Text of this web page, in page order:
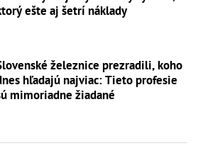
ešte aj šetrí náklady
železnice prezradili, koho
hľadajú najviac: Tieto profesie
mimoriadne žiadané